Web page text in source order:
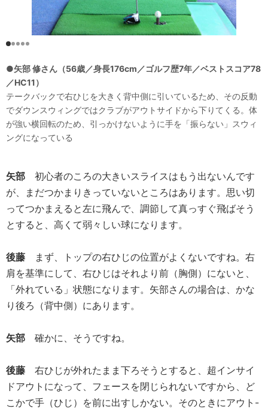
●矢部 修さん（56歳／身長176cm／ゴルフ歴7年／ベストスコア78
／HC11）
テークバックで右ひじを大きく背中側に引いているため、その反動
でダウンスウィングではクラブがアウトサイドから下りてくる。体
が強い横回転のため、引っかけないように手を「振らない」スウィ
ングになっている
矢部 初心者のころの大きいスライスはもう出ないんです
が、まだつかまりきっていないところはあります。思い切
ってつかまえると左に飛んで、調節して真っすぐ飛ばそう
とすると、高くて弱々しい球になります。
後藤
まず、トップの右ひじの位置がよくないですね。右
肩を基準にして、右ひじはそれより前（胸側）にないと、
「外れている」状態になります。矢部さんの場合は、かな
り後ろ（背中側）にあります。
矢部 確かに、そうですね。
後藤 右ひじが外れたまま下ろそうとすると、超インサイ
ドアウトになって、フェースを閉じられないですから、ど
こかで手（ひじ）を前に出すしかない。そのときにアウト-